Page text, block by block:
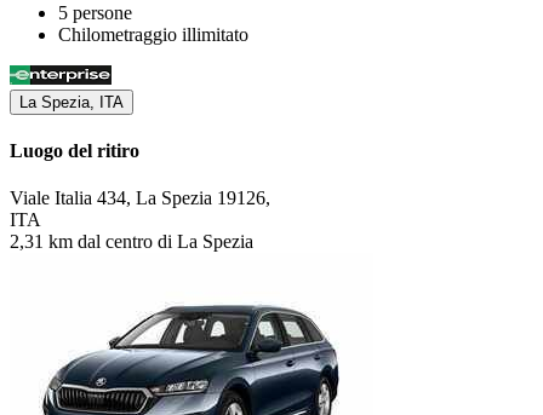
5 persone
Chilometraggio illimitato
La Spezia, ITA
Luogo del ritiro
Viale Italia 434, La Spezia 19126,
ITA
2,31 km dal centro di La Spezia